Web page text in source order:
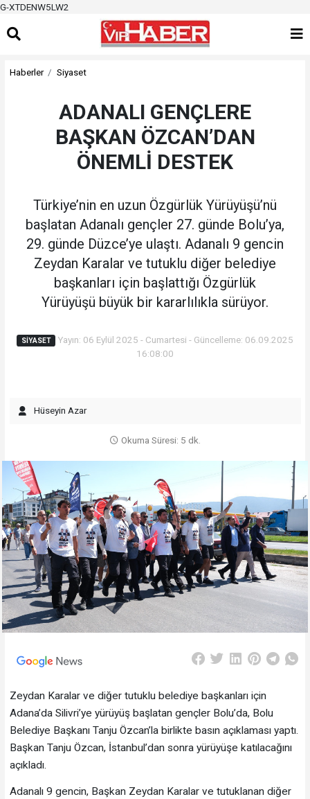
G-XTDENW5LW2
Haberler Siyaset
ADANALI GENÇLERE
BAŞKAN ÖZCAN’DAN
ÖNEMLİ DESTEK
Türkiye’nin en uzun Özgürlük Yürüyüşü’nü
başlatan Adanalı gençler 27. günde Bolu’ya,
29. günde Düzce’ye ulaştı. Adanalı 9 gencin
Zeydan Karalar ve tutuklu diğer belediye
başkanları için başlattığı Özgürlük
Yürüyüşü büyük bir kararlılıkla sürüyor.
SIYASET
Yayın: 06 Eylül 2025 - Cumartesi - Güncelleme: 06.09.2025
16:08:00
Hüseyin Azar
Okuma Süresi: 5 dk.
Zeydan Karalar ve diğer tutuklu belediye başkanları için
Adana’da Silivri’ye yürüyüş başlatan gençler Bolu’da, Bolu
Belediye Başkanı Tanju Özcan’la birlikte basın açıklaması yaptı.
Başkan Tanju Özcan, İstanbul’dan sonra yürüyüşe katılacağını
açıkladı.
Adanalı 9 gencin, Başkan Zeydan Karalar ve tutuklanan diğer